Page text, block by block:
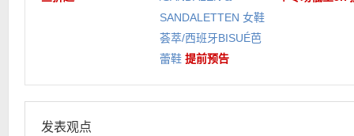
SANDALETTEN 女鞋
荟萃/西班牙BISUÉ芭
蕾鞋 提前预告
发表观点